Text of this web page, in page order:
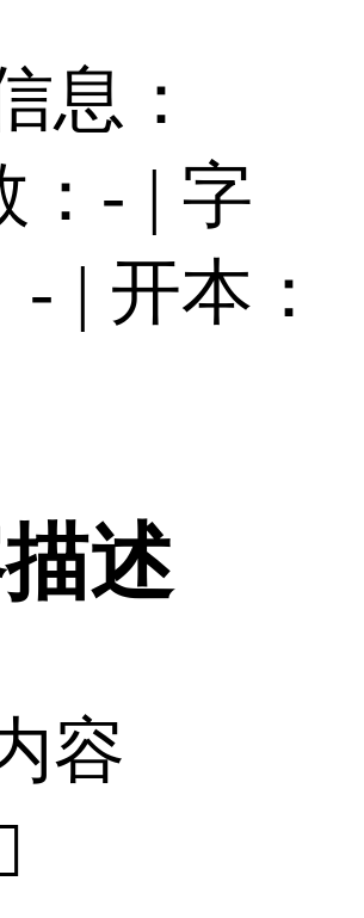
息：
：- | 字
- | 开本：
述
容